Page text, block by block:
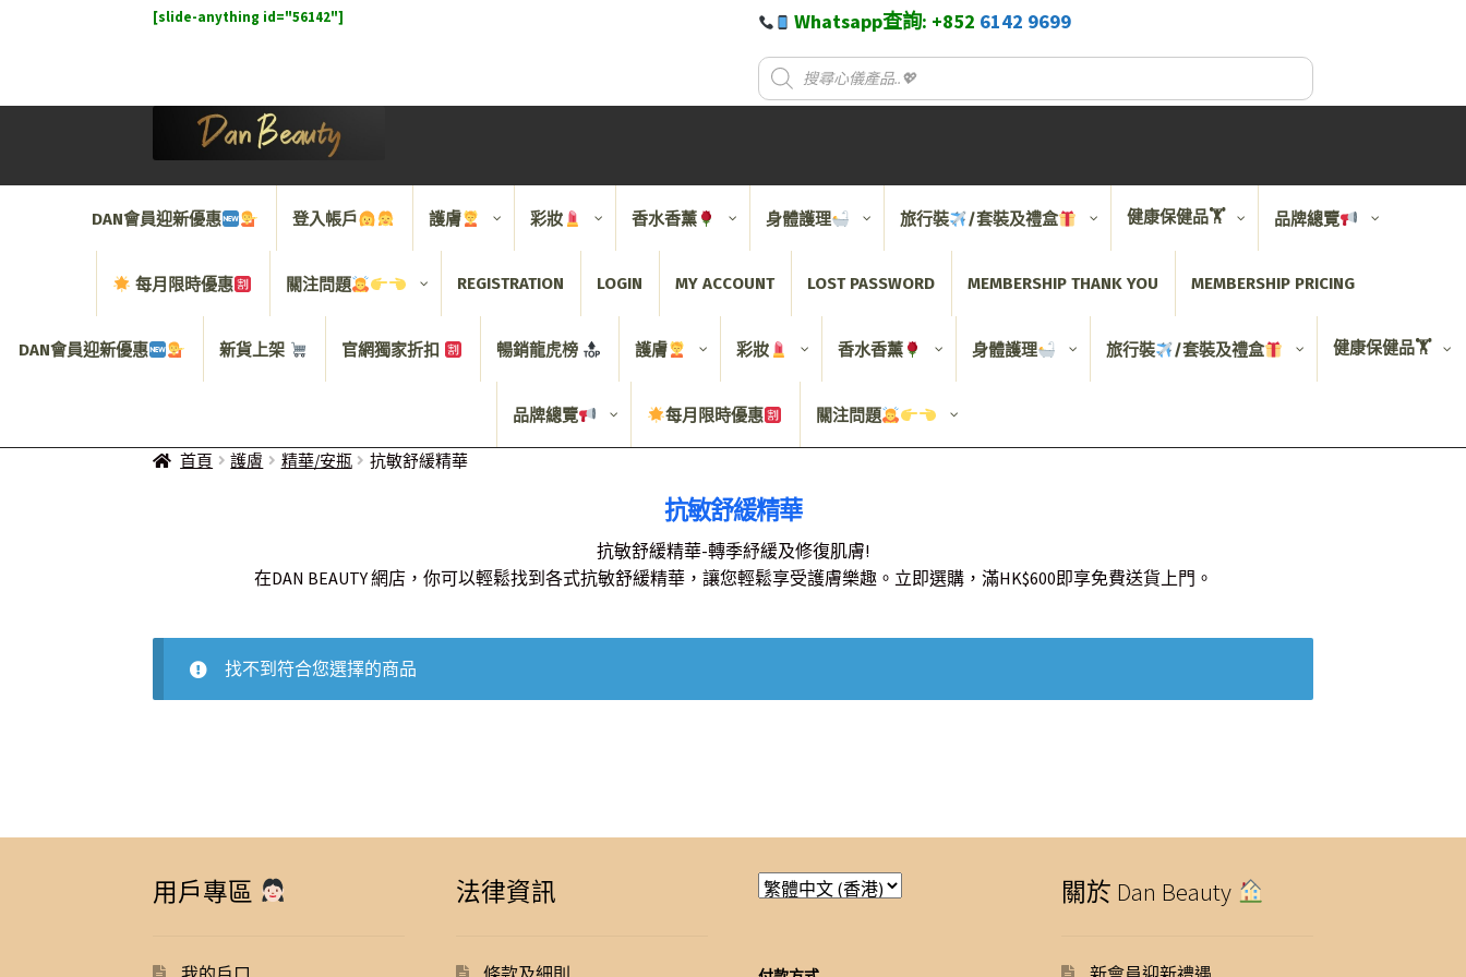
[slide-anything id="56142"] Whatsapp查詢: +852 6142 9699
DAN會員迎新優惠 登入帳戶 護膚 彩妝 香水香薰 身體護理 旅行裝 /套裝及禮盒 健康保健品🏋️ 品牌總覽
每月限時優惠 關注問題 REGISTRATION LOGIN MY ACCOUNT LOST PASSWORD MEMBERSHIP THANK YOU MEMBERSHIP PRICING
DAN會員迎新優惠 新貨上架 官網獨家折扣 暢銷龍虎榜 護膚 彩妝 香水香薰 身體護理 旅行裝 /套裝及禮盒 健康保健品🏋️
品牌總覽 每月限時優惠 關注問題
首頁 護膚 精華/安瓶 抗敏舒緩精華
抗敏舒緩精華
抗敏舒緩精華-轉季紓緩及修復肌膚!
在DAN BEAUTY 網店，你可以輕鬆找到各式抗敏舒緩精華，讓您輕鬆享受護膚樂趣。立即選購，滿HK$600即享免費送貨上門。
找不到符合您選擇的商品
用戶專區 法律資訊 關於 Dan Beauty